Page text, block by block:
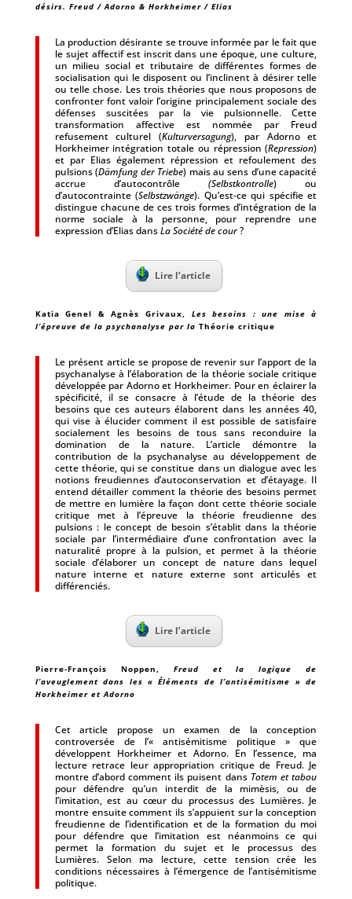
désirs. Freud / Adorno & Horkheimer / Elias
La production désirante se trouve informée par le fait que
le sujet affectif est inscrit dans une époque, une culture,
un milieu social et tributaire de différentes formes de
socialisation qui le disposent ou l’inclinent à désirer telle
ou telle chose. Les trois théories que nous proposons de
confronter font valoir l’origine principalement sociale des
défenses suscitées par la vie pulsionnelle. Cette
transformation affective est nommée par Freud
refusement culturel (Kulturversagung), par Adorno et
Horkheimer intégration totale ou répression (Repression)
et par Elias également répression et refoulement des
pulsions (Dämfung der Triebe) mais au sens d’une capacité
accrue d’autocontrôle(Selbstkontrolle) ou
d’autocontrainte (Selbstzwänge). Qu’est-ce qui spécifie et
distingue chacune de ces trois formes d’intégration de la
norme sociale à la personne, pour reprendre une
expression d’Elias dansLa Société de cour?
Lire l’article
Katia Genel & Agnès Grivaux, Les besoins : une mise à
l’épreuve de la psychanalyse par la Théorie critique
Le présent article se propose de revenir sur l’apport de la
psychanalyse à l’élaboration de la théorie sociale critique
développée par Adorno et Horkheimer. Pour en éclairer la
spécificité, il se consacre à l’étude de la théorie des
besoins que ces auteurs élaborent dans les années 40,
qui vise à élucider comment il est possible de satisfaire
socialement les besoins de tous sans reconduire la
domination de la nature. L’article démontre la
contribution de la psychanalyse au développement de
cette théorie, qui se constitue dans un dialogue avec les
notions freudiennes d’autoconservation et d’étayage. Il
entend détailler comment la théorie des besoins permet
de mettre en lumière la façon dont cette théorie sociale
critique met à l’épreuve la théorie freudienne des
pulsions : le concept de besoin s’établit dans la théorie
sociale par l’intermédiaire d’une confrontation avec la
naturalité propre à la pulsion, et permet à la théorie
sociale d’élaborer un concept de nature dans lequel
nature interne et nature externe sont articulés et
différenciés.
Lire l’article
Pierre-François Noppen, Freud et la logique de
l’aveuglement dans les « Éléments de l’antisémitisme » de
Horkheimer et Adorno
Cet article propose un examen de la conception
controversée de l’« antisémitisme politique » que
développent Horkheimer et Adorno. En l’essence, ma
lecture retrace leur appropriation critique de Freud. Je
montre d’abord comment ils puisent dans Totem et tabou
pour défendre qu’un interdit de la mimèsis, ou de
l’imitation, est au cœur du processus des Lumières. Je
montre ensuite comment ils s’appuient sur la conception
freudienne de l’identification et de la formation du moi
pour défendre que l’imitation est néanmoins ce qui
permet la formation du sujet et le processus des
Lumières. Selon ma lecture, cette tension crée les
conditions nécessaires à l’émergence de l’antisémitisme
politique.